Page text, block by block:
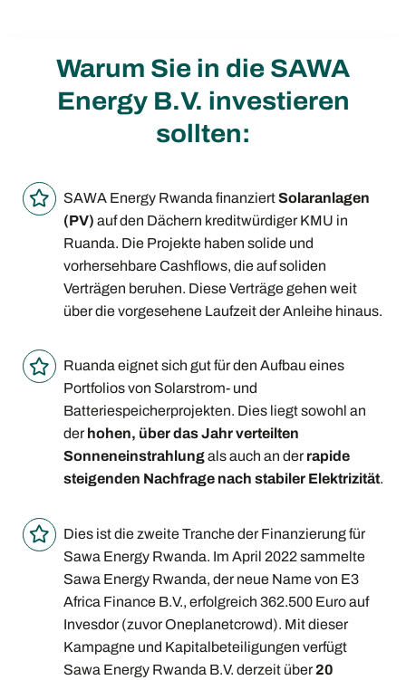
Warum Sie in die SAWA
Energy B.V. investieren
sollten:
SAWA Energy Rwanda finanziertSolaranlagen
(PV) auf den Dächern kreditwürdiger KMU in
Ruanda. Die Projekte haben solide und
vorhersehbare Cashflows, die auf soliden
Verträgen beruhen. Diese Verträge gehen weit
über die vorgesehene Laufzeit der Anleihe hinaus.
Ruanda eignet sich gut für den Aufbau eines
Portfolios von Solarstrom- und
Batteriespeicherprojekten. Dies liegt sowohl an
derhohen, über das Jahr verteilten
Sonneneinstrahlungals auch an derrapide
steigenden Nachfrage nach stabiler Elektrizität.
Dies ist die zweite Tranche der Finanzierung für
Sawa Energy Rwanda. Im April 2022 sammelte
Sawa Energy Rwanda, der neue Name von E3
Africa Finance B.V., erfolgreich 362.500 Euro auf
Invesdor (zuvor Oneplanetcrowd). Mit dieser
Kampagne und Kapitalbeteiligungen verfügt
Sawa Energy Rwanda B.V. derzeit über20